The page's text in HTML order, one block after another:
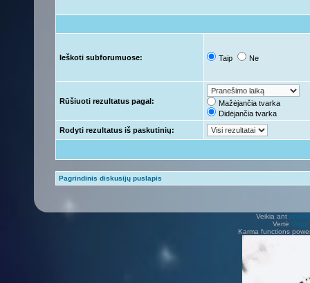
Ieškoti subforumuose: Taip Ne
Rūšiuoti rezultatus pagal:
Mažėjančia tvarka
Didėjančia tvarka
Rodyti rezultatus iš paskutinių:
Pagrindinis diskusijų puslapis
Veikia ant
Vertė Vilius
Karma functions